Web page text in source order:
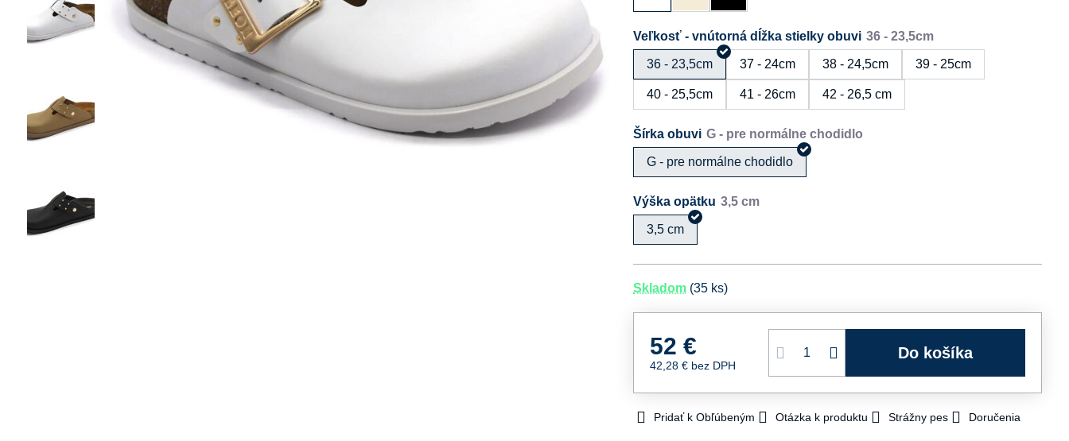
Veľkosť - vnútorná dĺžka stielky obuvi
36 - 23,5cm 37 - 24cm 38 - 24,5cm 39 - 25cm
40 - 25,5cm 41 - 26cm 42 - 26,5 cm
Šírka obuvi
G - pre normálne chodidlo
Výška opätku
3,5 cm
Skladom (35 ks)
52 €
42,28 € bez DPH
Do košíka
Pridať k Obľúbeným Otázka k produktu Strážny pes Doručenia